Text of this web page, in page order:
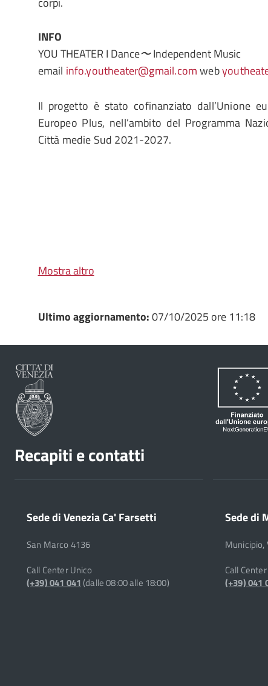
INFO
YOU THEATER I Dance〜Independent Music
email info.youtheater@gmail.comweb
Il progetto è stato cofinanziato dall’Unione
Europeo Plus, nell’ambito del Programma
Città medie Sud 2021-2027.
Mostra altro
Ultimo aggiornamento:07/10/2025 ore 11:18
Recapiti e contatti
Sede di Venezia Ca' Farsetti
San Marco 4136
Call Center Unico
(+39) 041 041(dalle 08:00 alle 18:00)
Sede di
Municipio,
Call
(+39) 041